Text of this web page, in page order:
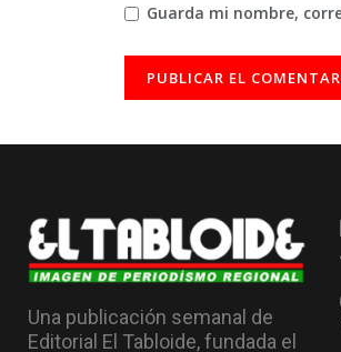
Guarda mi nombre,
Una publicación semanal de
Editorial El Tabloide, fundada el